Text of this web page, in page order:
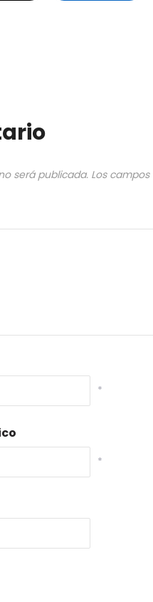
será publicada. Los
*
*